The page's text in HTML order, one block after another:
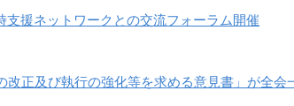
援ネットワークとの交流フォーラム開催
正及び執行の強化等を求める意見書」が全会